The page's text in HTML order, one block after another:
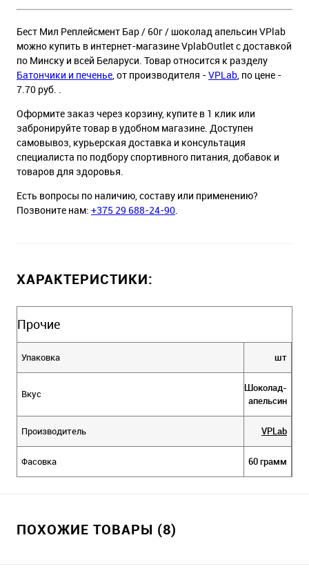
Бест Мил Реплейсмент Бар / 60г / шоколад апельсин VPlab
можно купить в интернет-магазине VplabOutlet с доставкой
по Минску и всей Беларуси. Товар относится к разделу
Батончики и печенье, от производителя -VPLab, по цене -
7.70 руб. .
Оформите заказ через корзину, купите в 1 клик или
забронируйте товар в удобном магазине. Доступен
самовывоз, курьерская доставка и консультация
специалиста по подбору спортивного питания, добавок и
товаров для здоровья.
Есть вопросы по наличию, составу или применению?
Позвоните нам: +375 29 688-24-90.
ХАРАКТЕРИСТИКИ:
Прочие
Упаковка шт
Вкус
Шоколад-
апельсин
Производитель VPLab
Фасовка 60 грамм
ПОХОЖИЕ ТОВАРЫ (8)